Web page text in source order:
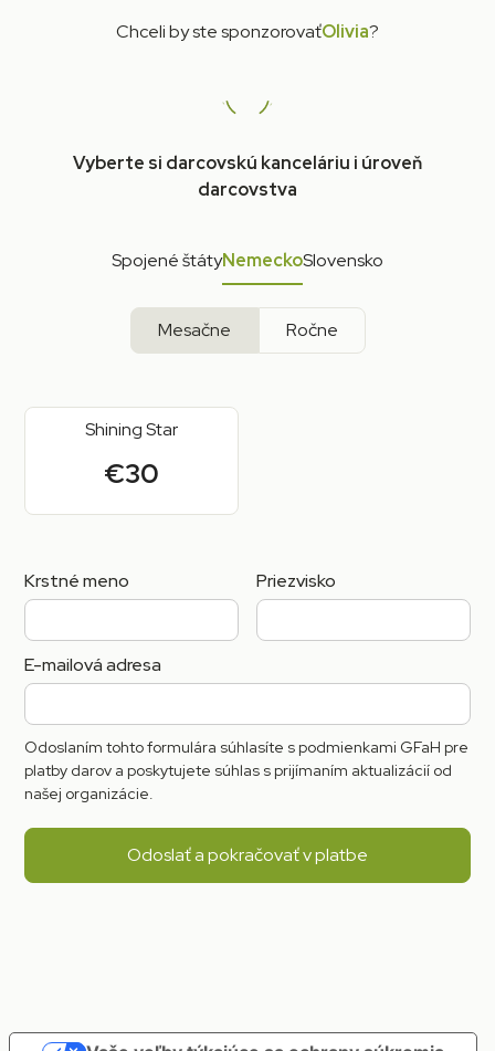
Chceli by ste sponzorovaťOlivia?
Vyberte si darcovskú kanceláriu i úroveň
darcovstva
Spojené štátyNemeckoSlovensko
Mesačne Ročne
Shining Star
€30
Krstné meno Priezvisko
E-mailová adresa
Odoslaním tohto formulára súhlasíte s podmienkami GFaH pre
platby darov a poskytujete súhlas s prijímaním aktualizácií od
našej organizácie.